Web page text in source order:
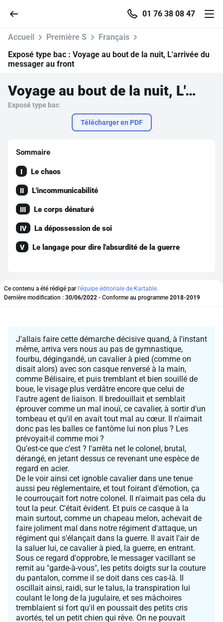
01 76 38 08 47
Parcourir
Se connecter
S'inscrire gratuitement
Pour profiter de 10 contenus offerts.
Accueil Première S
Français
Exposé type bac : Voyage au bout de la nuit, L'arrivée du
messager au front
Voyage au bout de la nuit, L'arrivée du messager au front
Exposé type bac
Télécharger en PDF
Sommaire
I Le chaos
II L'incommunicabilité
III Le corps dénaturé
IV La dépossession de soi
V Le langage pour dire l'absurdité de la guerre
Ce contenu a été rédigé par l'équipe éditoriale de Kartable.
Dernière modification : 30/06/2022 - Conforme au programme 2018-2019
J'allais faire cette démarche décisive quand, à l'instant
même, arriva vers nous au pas de gymnastique,
fourbu, dégingandé, un cavalier à pied (comme on
disait alors) avec son casque renversé à la main,
comme Bélisaire, et puis tremblant et bien souillé de
boue, le visage plus verdâtre encore que celui de
l'autre agent de liaison. Il bredouillait et semblait
éprouver comme un mal inouï, ce cavalier, à sortir d'un
tombeau et qu'il en avait tout mal au cœur. Il n'aimait
donc pas les balles ce fantôme lui non plus ? Les
prévoyait-il comme moi ?
Qu'est-ce que c'est ? l'arrêta net le colonel, brutal,
dérangé, en jetant dessus ce revenant une espèce de
regard en acier.
De le voir ainsi cet ignoble cavalier dans une tenue
aussi peu réglementaire, et tout foirant d'émotion, ça
le courrouçait fort notre colonel. Il n'aimait pas cela du
tout la peur. C'était évident. Et puis ce casque à la
main surtout, comme un chapeau melon, achevait de
faire joliment mal dans notre régiment d'attaque, un
régiment qui s'élançait dans la guerre. Il avait l'air de
la saluer lui, ce cavalier à pied, la guerre, en entrant.
Sous ce regard d'opprobre, le messager vacillant se
remit au "garde-à-vous", les petits doigts sur la couture
du pantalon, comme il se doit dans ces cas-là. Il
oscillait ainsi, raidi, sur le talus, la transpiration lui
coulant le long de la jugulaire, et ses mâchoires
tremblaient si fort qu'il en poussait des petits cris
avortés, tel un petit chien qui rêve. On ne pouvait